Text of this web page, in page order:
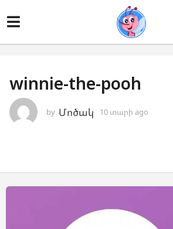
winnie-the-pooh
by Մոծակ 10 տարի ago
g